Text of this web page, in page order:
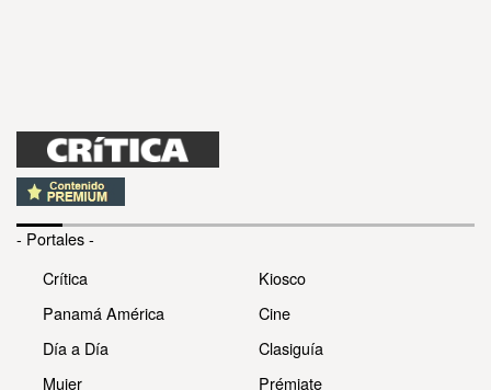
- Portales -
Crítica
Panamá América
Día a Día
Mujer
Kiosco
Cine
Clasiguía
Prémiate